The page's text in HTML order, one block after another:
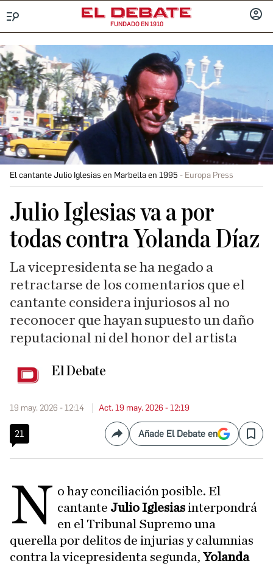
FUNDADO EN 1910
El cantante Julio Iglesias en Marbella en 1995 Europa Press
Julio Iglesias va a por
todas contra Yolanda Díaz
La vicepresidenta se ha negado a
retractarse de los comentarios que el
cantante considera injuriosos al no
reconocer que hayan supuesto un daño
reputacional ni del honor del artista
El Debate
19 may. 2026 - 12:14 Act. 19 may. 2026 - 12:19
21 CompartirAñade El Debate en Save
N o hay conciliación posible. El
cantante Julio Iglesiasinterpondrá
en el Tribunal Supremo una
querella por delitos de injurias y calumnias
contra la vicepresidenta segunda, Yolanda